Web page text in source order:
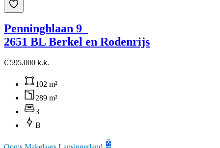
Penninghlaan 9
2651 BL Berkel en Rodenrijs
€ 595.000 k.k.
102 m²
289 m²
3
B